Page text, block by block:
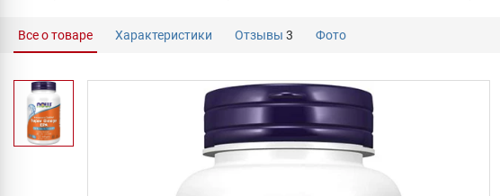
Все о товаре Характеристики Отзывы 3 Фото